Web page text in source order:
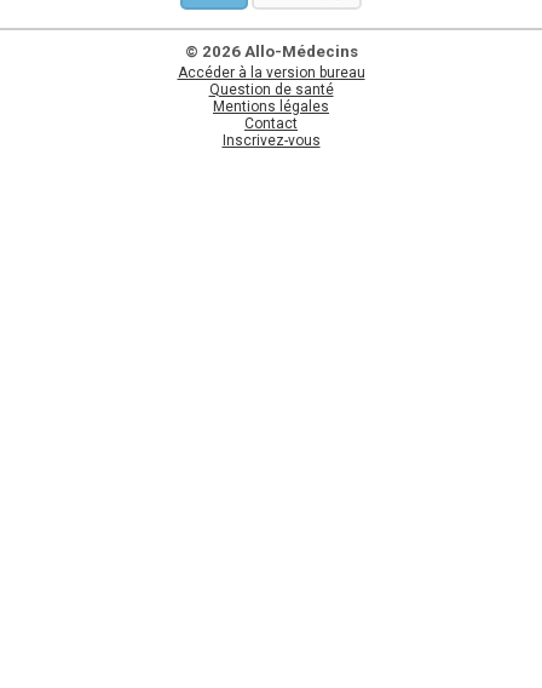
© 2026 Allo-Médecins
Accéder à la version bureau
Question de santé
Mentions légales
Contact
Inscrivez-vous